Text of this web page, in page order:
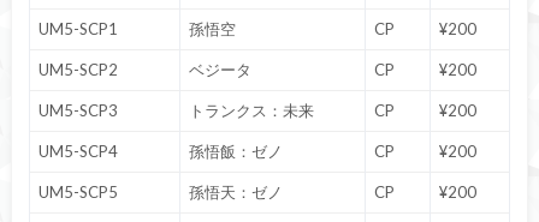
UM5-SCP1 孫悟空 CP ¥200
UM5-SCP2 ベジータ CP ¥200
UM5-SCP3 トランクス：未来 CP ¥200
UM5-SCP4 孫悟飯：ゼノ CP ¥200
UM5-SCP5 孫悟天：ゼノ CP ¥200